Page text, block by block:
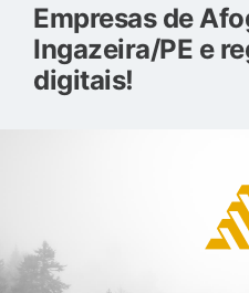
Empresas de
Ingazeira/PE e
digitais!